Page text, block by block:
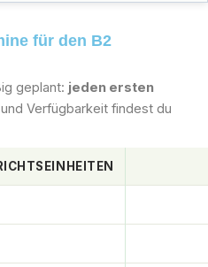
für den B2
geplant: jeden ersten
Verfügbarkeit findest du